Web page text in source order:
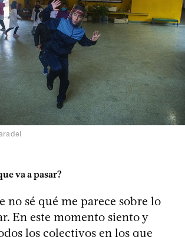
va a pasar?
no sé qué me parece sobre lo
En este momento siento y
los colectivos en los que